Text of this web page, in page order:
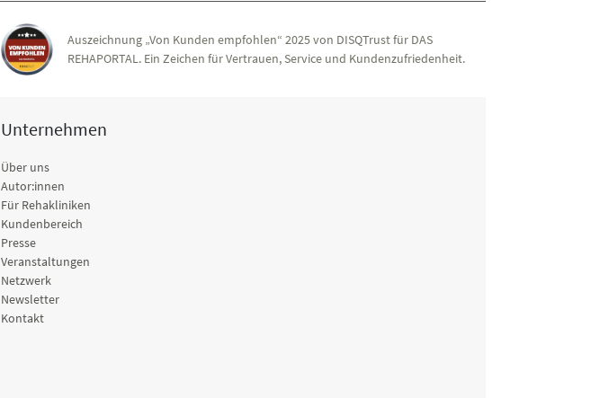
Auszeichnung „Von Kunden empfohlen“ 2025 von DISQTrust für DAS
REHAPORTAL. Ein Zeichen für Vertrauen, Service und Kundenzufriedenheit.
Unternehmen
Über uns
Autor:innen
Für Rehakliniken
Kundenbereich
Presse
Veranstaltungen
Netzwerk
Newsletter
Kontakt